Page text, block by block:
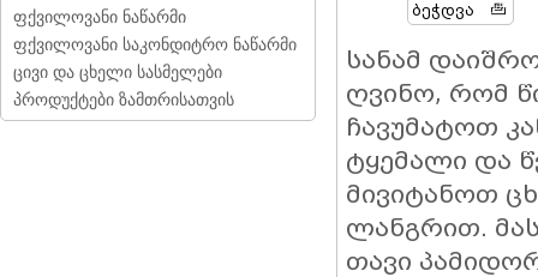
ფქვილოვანი ნაწარმი
ფქვილოვანი საკონდიტრო ნაწარმი
ცივი და ცხელი სასმელები
პროდუქტები ზამთრისათვის
Ბეჭდვა
სანამ
ღვინო, რომ
ჩავუმატოთ
ტყემალი და
მივიტანოთ
ლანგრით.
თავი